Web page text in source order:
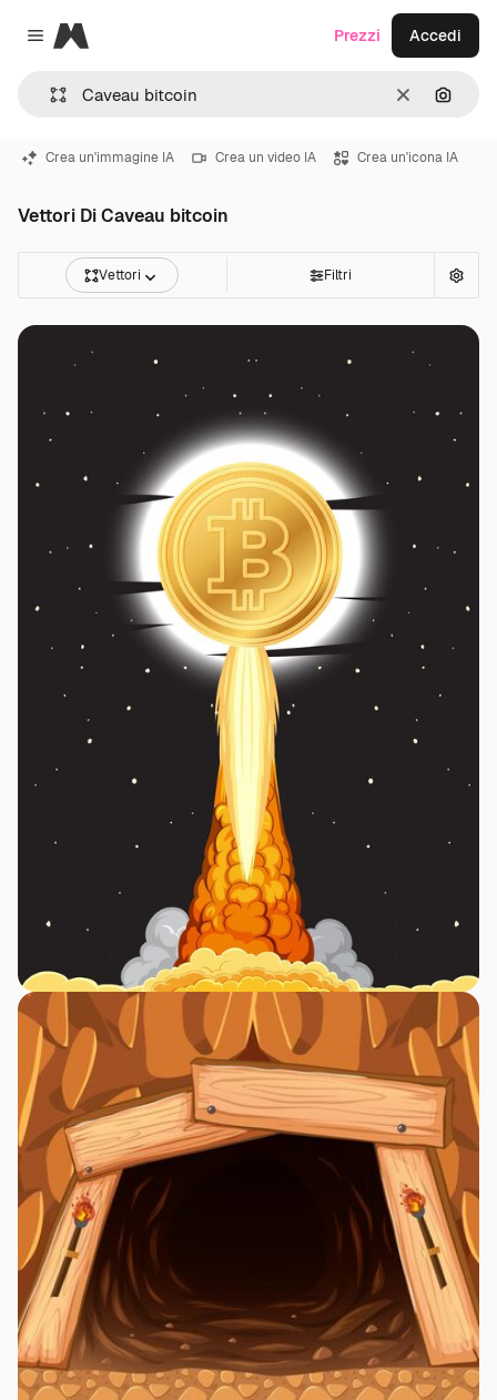
Close menu
Magnific
CancellaCerca
Prezzi Accedi
Crea un'immagine IA Crea un video IA Crea un'icona IA
Vettori Di Caveau bitcoin
Vettori Filtri